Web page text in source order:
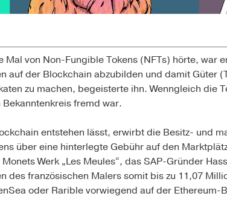
Mal von Non-Fungible Tokens (NFTs) hörte, war
auf der Blockchain abzubilden und damit Güter
zu machen, begeisterte ihn. Wenngleich die
fremd war.
entstehen lässt, erwirbt die Besitz- und
über eine hinterlegte Gebühr auf den
Werk „Les Meules“, das SAP-Gründer
des französischen Malers somit bis zu 11,07
oder Rarible vorwiegend auf der Ethereum-